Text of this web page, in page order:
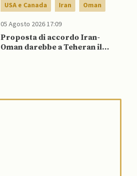
USA e Canada Iran Oman
05 Agosto 2026 17:09
Proposta di accordo Iran-
Oman darebbe a Teheran il